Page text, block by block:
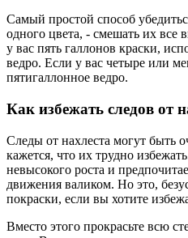
Самый простой способ
одного цвета, - смешать их все
у вас пять галлонов краски,
ведро. Если у вас четыре или
пятигаллонное ведро.
Как избежать следов от
Следы от нахлеста могут быть
кажется, что их трудно
невысокого роста и
движения валиком. Но это,
покраски, если вы хотите
Вместо этого прокрасьте всю